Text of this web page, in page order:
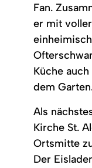
Fan.
er mit
Küche
dem
Als
Kirche St.
Ortsmitte
Der